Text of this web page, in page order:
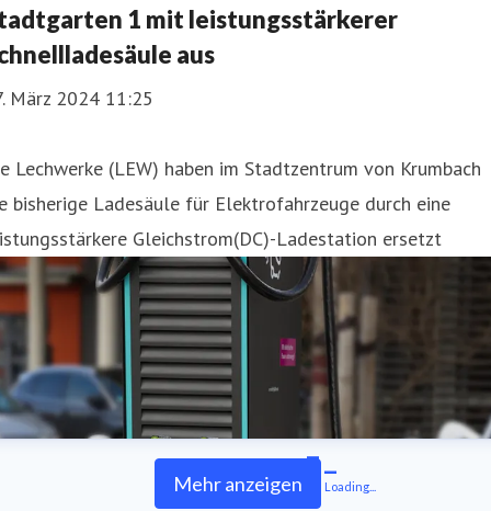
1 mit leistungsstärkerer
aus
März 2024 11:25
Lechwerke (LEW) haben im Stadtzentrum von Krumbach
bisherige Ladesäule für Elektrofahrzeuge durch eine
Gleichstrom(DC)-Ladestation ersetzt
Mehr anzeigen Loading...